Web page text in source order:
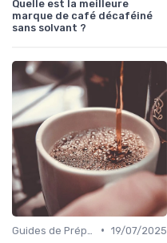
Quelle est la meilleure
marque de café décaféiné
sans solvant ?
• 19/07/2025